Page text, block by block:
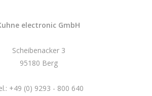
electronic GmbH
Scheibenacker 3
95180 Berg
+49 (0) 9293 - 800 640